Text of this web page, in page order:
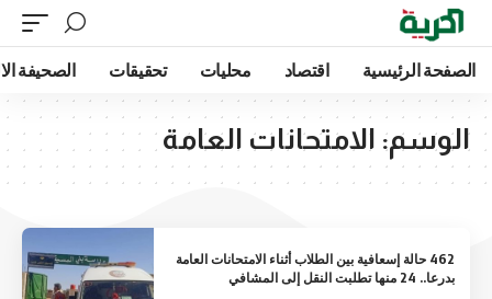
الصفحة الرئيسية اقتصاد محليات تحقيقات الصحيفة
الوسم: الامتحانات العامة
462 حالة إسعافية بين الطلاب أثناء الامتحانات العامة
بدرعا.. 24 منها تطلبت النقل إلى المشافي